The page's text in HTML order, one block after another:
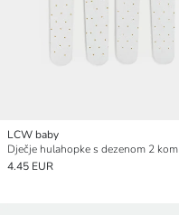
LCW baby
Dječje hulahopke s dezenom 2 kom
4.45 EUR